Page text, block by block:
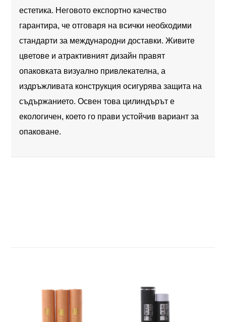
естетика. Неговото експортно качество
гарантира, че отговаря на всички необходими
стандарти за международни доставки. Живите
цветове и атрактивният дизайн правят
опаковката визуално привлекателна, а
издръжливата конструкция осигурява защита на
съдържанието. Освен това цилиндърът е
екологичен, което го прави устойчив вариант за
опаковане.